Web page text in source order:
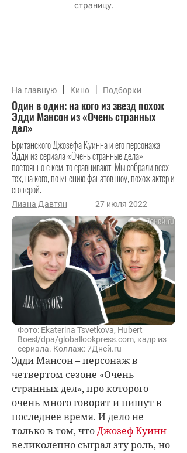
На главную | Кино | Подборки
Один в один: на кого из звезд похож
Эдди Мансон из «Очень странных
дел»
Британского Джозефа Куинна и его персонажа
Эдди из сериала «Очень странные дела»
постоянно с кем-то сравнивают. Мы собрали всех
тех, на кого, по мнению фанатов шоу, похож актер и
его герой.
Лиана Давтян 27 июля 2022
Фото: Ekaterina Tsvetkova, Hubert
Boesl/dpa/globallookpress.com, кадр из
сериала. Коллаж: 7Дней.ru
Эдди Мансон – персонаж в
четвертом сезоне «Очень
странных дел», про которого
очень много говорят и пишут в
последнее время. И дело не
только в том, чтоДжозеф Куинн
великолепно сыграл эту роль, но